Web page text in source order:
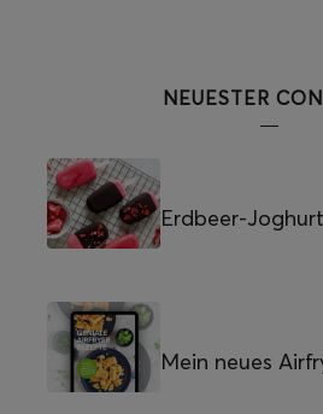
NEUESTER
Erdbeer-
Mein neues